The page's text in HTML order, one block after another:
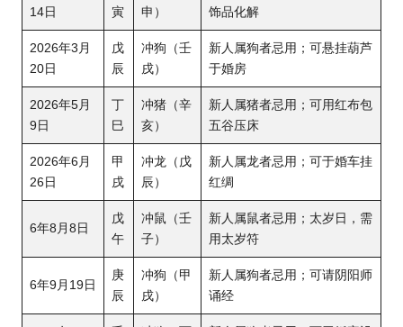
14日
寅
申）
饰品化解
2026年3月
20日
戊
辰
冲狗（壬
戌）
新人属狗者忌用；可悬挂葫芦
于婚房
2026年5 月
9日
丁
巳
冲猪（辛
亥）
新人属猪者忌用；可用红布包
五谷压床
2026年6月
26日
甲
戌
冲龙（戊
辰）
新人属龙者忌用；可于婚车挂
红绸
6年8月8日
戊
午
冲鼠（壬
子）
新人属鼠者忌用；太岁日，需
用太岁符
6年9月19日
庚
辰
冲狗（甲
戌）
新人属狗者忌用；可请阴阳师
诵经